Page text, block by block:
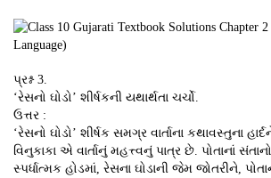
પ્રશ્ન 3.
‘રેસનો ઘોડો’ શીર્ષકની યથાર્થતા ચર્ચો.
ઉત્તર :
‘રેસનો ઘોડો’ શીર્ષક સમગ્ર વાર્તાના કથાવસ્તુના
વિનુકાકા એ વાર્તાનું મહત્ત્વનું પાત્ર છે. પોતાનાં
સ્પર્ધાત્મક હોડમાં, રેસના ઘોડાની જેમ જોતરીને,